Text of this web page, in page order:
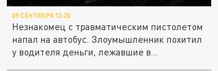
09 СЕНТЯБРЯ 13:20
Незнакомец с травматическим пистолетом
напал на автобус. Злоумышленник похитил
у водителя деньги, лежавшие в...